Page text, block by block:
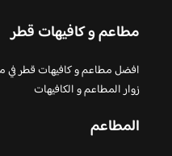
مطاعم و كافيهات قطر
افضل مطاعم و كافيهات قطر
زوار المطاعم و الكافيهات
المطاعم